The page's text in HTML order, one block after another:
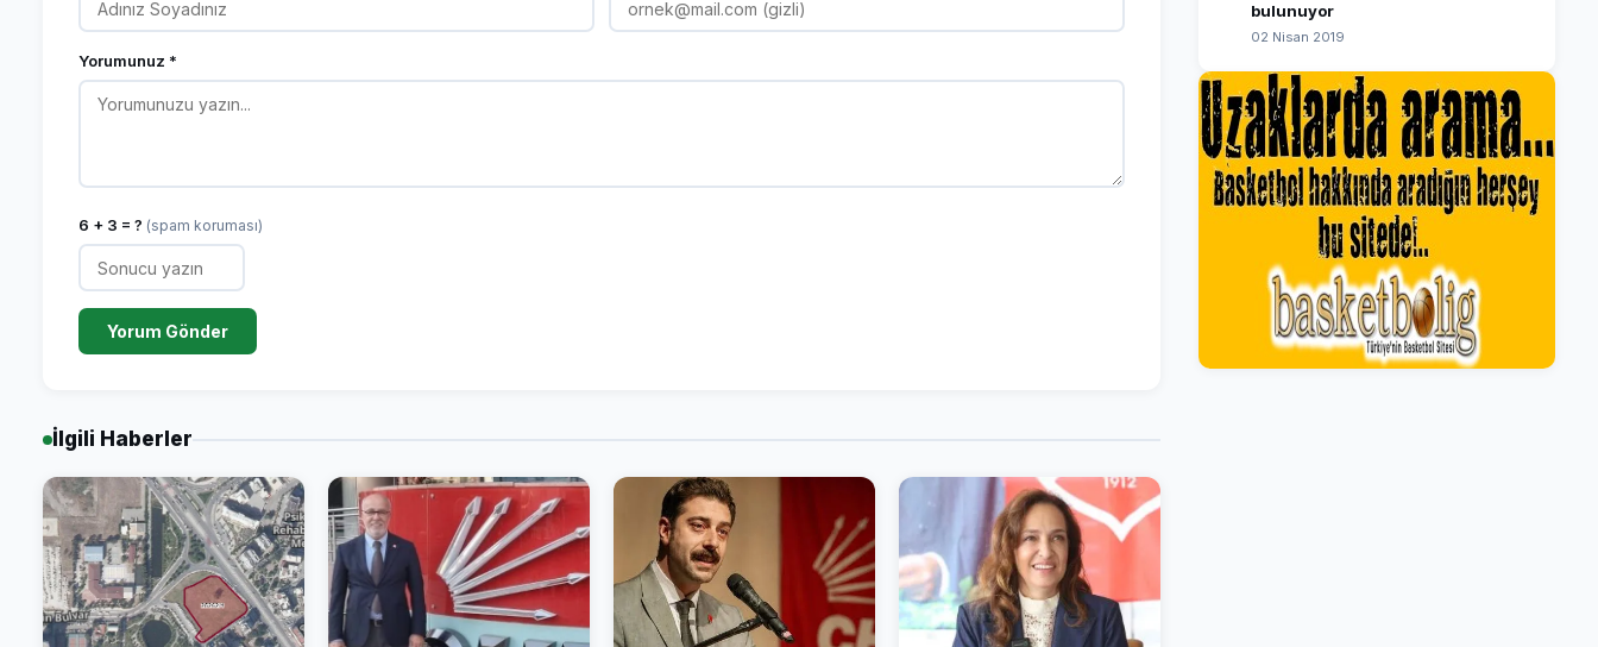
Yorumunuz *
6 + 3 = ? (spam koruması)
Yorum Gönder
İlgili Haberler
bulunuyor
02 Nisan 2019